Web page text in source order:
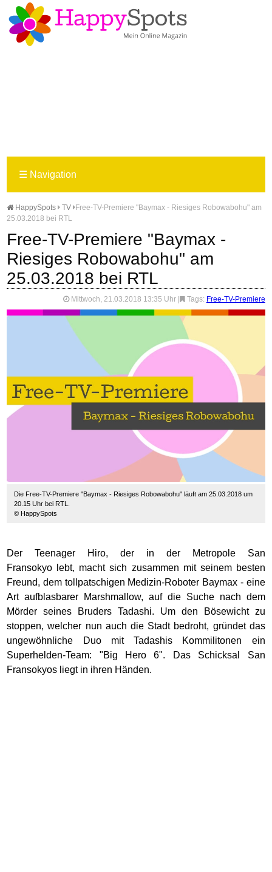
☰ Navigation
HappySpots TV
Free-TV-Premiere "Baymax - Riesiges Robowabohu" am
25.03.2018 bei RTL
Free-TV-Premiere "Baymax -
Riesiges Robowabohu" am
25.03.2018 bei RTL
Mittwoch, 21.03.2018 13:35 Uhr Tags: Free-TV-Premiere
Die Free-TV-Premiere "Baymax - Riesiges Robowabohu" läuft am 25.03.2018 um
20.15 Uhr bei RTL.
© HappySpots
Der Teenager Hiro, der in der Metropole San
Fransokyo lebt, macht sich zusammen mit seinem besten
Freund, dem tollpatschigen Medizin-Roboter Baymax - eine
Art aufblasbarer Marshmallow, auf die Suche nach dem
Mörder seines Bruders Tadashi. Um den Bösewicht zu
stoppen, welcher nun auch die Stadt bedroht, gründet das
ungewöhnliche Duo mit Tadashis Kommilitonen ein
Superhelden-Team: "Big Hero 6". Das Schicksal San
Fransokyos liegt in ihren Händen.